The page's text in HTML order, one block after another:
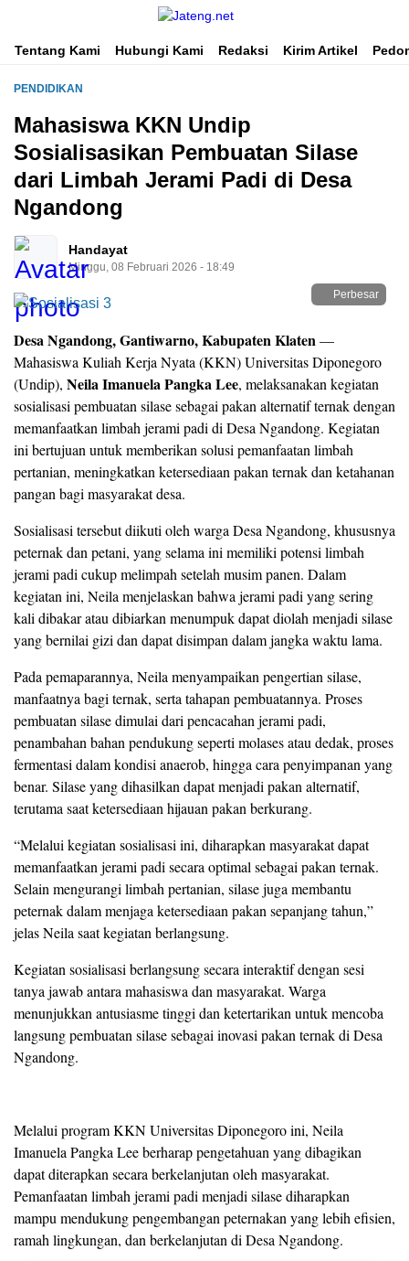
Jateng.net
Portal Media Anak Muda Jawa Tengah
Tentang Kami
Hubungi Kami Redaksi Kirim Artikel
PENDIDIKAN
Mahasiswa KKN Undip
Sosialisasikan Pembuatan Silase
dari Limbah Jerami Padi di Desa
Ngandong
Handayat
Minggu, 08 Februari 2026 - 18:49
Perbesar
Desa Ngandong, Gantiwarno, Kabupaten Klaten—
Mahasiswa Kuliah Kerja Nyata (KKN) Universitas Diponegoro
(Undip), Neila Imanuela Pangka Lee, melaksanakan kegiatan
sosialisasi pembuatan silase sebagai pakan alternatif ternak dengan
memanfaatkan limbah jerami padi di Desa Ngandong. Kegiatan
ini bertujuan untuk memberikan solusi pemanfaatan limbah
pertanian, meningkatkan ketersediaan pakan ternak dan ketahanan
pangan bagi masyarakat desa.
Sosialisasi tersebut diikuti oleh warga Desa Ngandong, khususnya
peternak dan petani, yang selama ini memiliki potensi limbah
jerami padi cukup melimpah setelah musim panen. Dalam
kegiatan ini, Neila menjelaskan bahwa jerami padi yang sering
kali dibakar atau dibiarkan menumpuk dapat diolah menjadi silase
yang bernilai gizi dan dapat disimpan dalam jangka waktu lama.
Pada pemaparannya, Neila menyampaikan pengertian silase,
manfaatnya bagi ternak, serta tahapan pembuatannya. Proses
pembuatan silase dimulai dari pencacahan jerami padi,
penambahan bahan pendukung seperti molases atau dedak, proses
fermentasi dalam kondisi anaerob, hingga cara penyimpanan yang
benar. Silase yang dihasilkan dapat menjadi pakan alternatif,
terutama saat ketersediaan hijauan pakan berkurang.
“Melalui kegiatan sosialisasi ini, diharapkan masyarakat dapat
memanfaatkan jerami padi secara optimal sebagai pakan ternak.
Selain mengurangi limbah pertanian, silase juga membantu
peternak dalam menjaga ketersediaan pakan sepanjang tahun,”
jelas Neila saat kegiatan berlangsung.
Kegiatan sosialisasi berlangsung secara interaktif dengan sesi
tanya jawab antara mahasiswa dan masyarakat. Warga
menunjukkan antusiasme tinggi dan ketertarikan untuk mencoba
langsung pembuatan silase sebagai inovasi pakan ternak di Desa
Ngandong.
Melalui program KKN Universitas Diponegoro ini, Neila
Imanuela Pangka Lee berharap pengetahuan yang dibagikan
dapat diterapkan secara berkelanjutan oleh masyarakat.
Pemanfaatan limbah jerami padi menjadi silase diharapkan
mampu mendukung pengembangan peternakan yang lebih efisien,
ramah lingkungan, dan berkelanjutan di Desa Ngandong.